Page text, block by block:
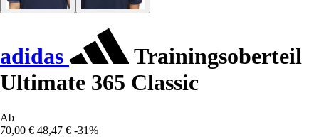
adidas
Trainingsoberteil
Ultimate 365 Classic
Ab
70,00 € 48,47 € -31%